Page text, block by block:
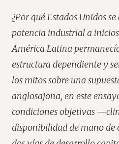
¿Por qué Estados Unidos
potencia industrial a
América Latina
estructura dependiente y
los mitos sobre una
anglosajona, en este
condiciones objetivas
disponibilidad de mano